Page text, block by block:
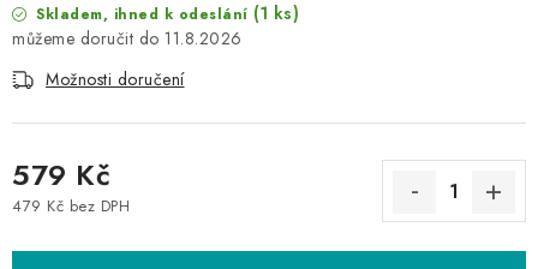
Skladem, ihned k odeslání (1 ks)
11.8.2026
Možnosti doručení
579 Kč
479 Kč bez DPH